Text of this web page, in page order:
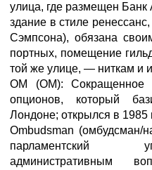
улица, где размещен Банк
здание в стиле
Сэмпсона), обязана
портных, помещение
той же улице, — ниткам и
ОМ (ОМ): Сокращенное
опционов, который
Лондоне; открылся в 1985
Ombudsman (омбудсман/
парламентский
административным